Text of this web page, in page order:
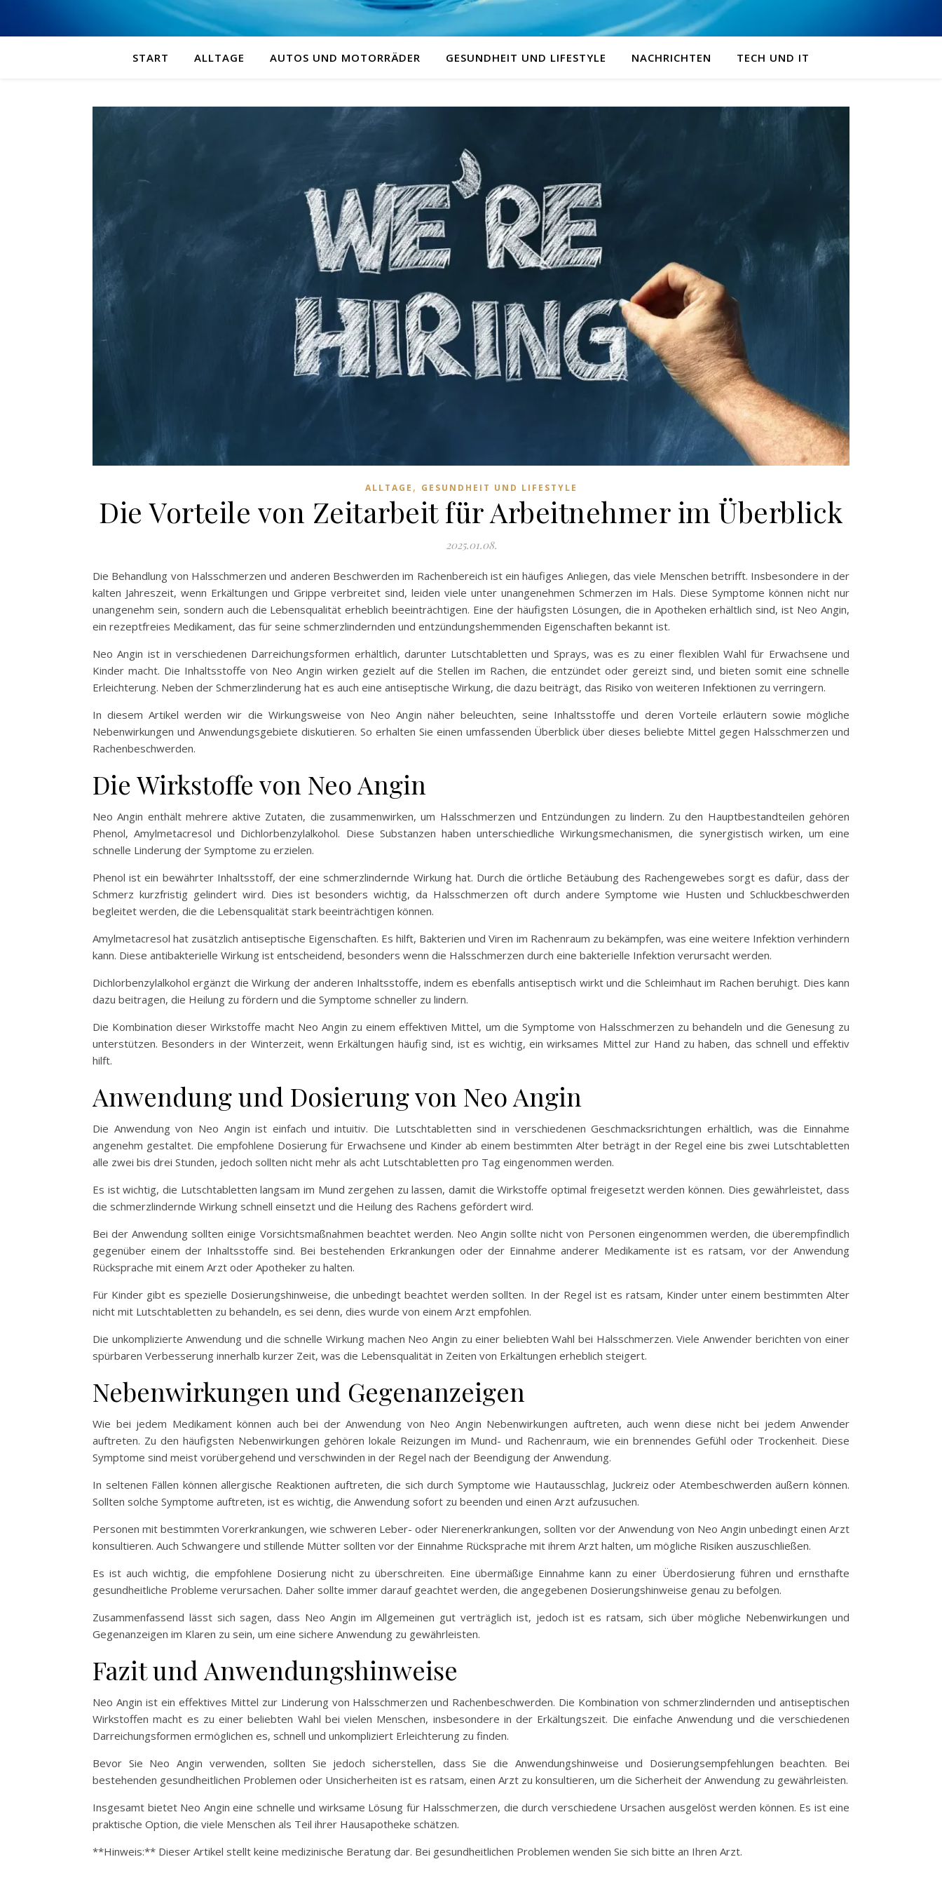
START ALLTAGE AUTOS UND MOTORRÄDER GESUNDHEIT UND LIFESTYLE NACHRICHTEN TECH UND IT
ALLTAGE , GESUNDHEIT UND LIFESTYLE
Die Vorteile von Zeitarbeit für Arbeitnehmer im Überblick
2025.01.08.
Die Behandlung von Halsschmerzen und anderen Beschwerden im Rachenbereich ist ein häufiges Anliegen, das viele Menschen betrifft. Insbesondere in der
kalten Jahreszeit, wenn Erkältungen und Grippe verbreitet sind, leiden viele unter unangenehmen Schmerzen im Hals. Diese Symptome können nicht nur
unangenehm sein, sondern auch die Lebensqualität erheblich beeinträchtigen. Eine der häufigsten Lösungen, die in Apotheken erhältlich sind, ist Neo Angin,
ein rezeptfreies Medikament, das für seine schmerzlindernden und entzündungshemmenden Eigenschaften bekannt ist.
Neo Angin ist in verschiedenen Darreichungsformen erhältlich, darunter Lutschtabletten und Sprays, was es zu einer flexiblen Wahl für Erwachsene und
Kinder macht. Die Inhaltsstoffe von Neo Angin wirken gezielt auf die Stellen im Rachen, die entzündet oder gereizt sind, und bieten somit eine schnelle
Erleichterung. Neben der Schmerzlinderung hat es auch eine antiseptische Wirkung, die dazu beiträgt, das Risiko von weiteren Infektionen zu verringern.
In diesem Artikel werden wir die Wirkungsweise von Neo Angin näher beleuchten, seine Inhaltsstoffe und deren Vorteile erläutern sowie mögliche
Nebenwirkungen und Anwendungsgebiete diskutieren. So erhalten Sie einen umfassenden Überblick über dieses beliebte Mittel gegen Halsschmerzen und
Rachenbeschwerden.
Die Wirkstoffe von Neo Angin
Neo Angin enthält mehrere aktive Zutaten, die zusammenwirken, um Halsschmerzen und Entzündungen zu lindern. Zu den Hauptbestandteilen gehören
Phenol, Amylmetacresol und Dichlorbenzylalkohol. Diese Substanzen haben unterschiedliche Wirkungsmechanismen, die synergistisch wirken, um eine
schnelle Linderung der Symptome zu erzielen.
Phenol ist ein bewährter Inhaltsstoff, der eine schmerzlindernde Wirkung hat. Durch die örtliche Betäubung des Rachengewebes sorgt es dafür, dass der
Schmerz kurzfristig gelindert wird. Dies ist besonders wichtig, da Halsschmerzen oft durch andere Symptome wie Husten und Schluckbeschwerden
begleitet werden, die die Lebensqualität stark beeinträchtigen können.
Amylmetacresol hat zusätzlich antiseptische Eigenschaften. Es hilft, Bakterien und Viren im Rachenraum zu bekämpfen, was eine weitere Infektion verhindern
kann. Diese antibakterielle Wirkung ist entscheidend, besonders wenn die Halsschmerzen durch eine bakterielle Infektion verursacht werden.
Dichlorbenzylalkohol ergänzt die Wirkung der anderen Inhaltsstoffe, indem es ebenfalls antiseptisch wirkt und die Schleimhaut im Rachen beruhigt. Dies kann
dazu beitragen, die Heilung zu fördern und die Symptome schneller zu lindern.
Die Kombination dieser Wirkstoffe macht Neo Angin zu einem effektiven Mittel, um die Symptome von Halsschmerzen zu behandeln und die Genesung zu
unterstützen. Besonders in der Winterzeit, wenn Erkältungen häufig sind, ist es wichtig, ein wirksames Mittel zur Hand zu haben, das schnell und effektiv
hilft.
Anwendung und Dosierung von Neo Angin
Die Anwendung von Neo Angin ist einfach und intuitiv. Die Lutschtabletten sind in verschiedenen Geschmacksrichtungen erhältlich, was die Einnahme
angenehm gestaltet. Die empfohlene Dosierung für Erwachsene und Kinder ab einem bestimmten Alter beträgt in der Regel eine bis zwei Lutschtabletten
alle zwei bis drei Stunden, jedoch sollten nicht mehr als acht Lutschtabletten pro Tag eingenommen werden.
Es ist wichtig, die Lutschtabletten langsam im Mund zergehen zu lassen, damit die Wirkstoffe optimal freigesetzt werden können. Dies gewährleistet, dass
die schmerzlindernde Wirkung schnell einsetzt und die Heilung des Rachens gefördert wird.
Bei der Anwendung sollten einige Vorsichtsmaßnahmen beachtet werden. Neo Angin sollte nicht von Personen eingenommen werden, die überempfindlich
gegenüber einem der Inhaltsstoffe sind. Bei bestehenden Erkrankungen oder der Einnahme anderer Medikamente ist es ratsam, vor der Anwendung
Rücksprache mit einem Arzt oder Apotheker zu halten.
Für Kinder gibt es spezielle Dosierungshinweise, die unbedingt beachtet werden sollten. In der Regel ist es ratsam, Kinder unter einem bestimmten Alter
nicht mit Lutschtabletten zu behandeln, es sei denn, dies wurde von einem Arzt empfohlen.
Die unkomplizierte Anwendung und die schnelle Wirkung machen Neo Angin zu einer beliebten Wahl bei Halsschmerzen. Viele Anwender berichten von einer
spürbaren Verbesserung innerhalb kurzer Zeit, was die Lebensqualität in Zeiten von Erkältungen erheblich steigert.
Nebenwirkungen und Gegenanzeigen
Wie bei jedem Medikament können auch bei der Anwendung von Neo Angin Nebenwirkungen auftreten, auch wenn diese nicht bei jedem Anwender
auftreten. Zu den häufigsten Nebenwirkungen gehören lokale Reizungen im Mund- und Rachenraum, wie ein brennendes Gefühl oder Trockenheit. Diese
Symptome sind meist vorübergehend und verschwinden in der Regel nach der Beendigung der Anwendung.
In seltenen Fällen können allergische Reaktionen auftreten, die sich durch Symptome wie Hautausschlag, Juckreiz oder Atembeschwerden äußern können.
Sollten solche Symptome auftreten, ist es wichtig, die Anwendung sofort zu beenden und einen Arzt aufzusuchen.
Personen mit bestimmten Vorerkrankungen, wie schweren Leber- oder Nierenerkrankungen, sollten vor der Anwendung von Neo Angin unbedingt einen Arzt
konsultieren. Auch Schwangere und stillende Mütter sollten vor der Einnahme Rücksprache mit ihrem Arzt halten, um mögliche Risiken auszuschließen.
Es ist auch wichtig, die empfohlene Dosierung nicht zu überschreiten. Eine übermäßige Einnahme kann zu einer Überdosierung führen und ernsthafte
gesundheitliche Probleme verursachen. Daher sollte immer darauf geachtet werden, die angegebenen Dosierungshinweise genau zu befolgen.
Zusammenfassend lässt sich sagen, dass Neo Angin im Allgemeinen gut verträglich ist, jedoch ist es ratsam, sich über mögliche Nebenwirkungen und
Gegenanzeigen im Klaren zu sein, um eine sichere Anwendung zu gewährleisten.
Fazit und Anwendungshinweise
Neo Angin ist ein effektives Mittel zur Linderung von Halsschmerzen und Rachenbeschwerden. Die Kombination von schmerzlindernden und antiseptischen
Wirkstoffen macht es zu einer beliebten Wahl bei vielen Menschen, insbesondere in der Erkältungszeit. Die einfache Anwendung und die verschiedenen
Darreichungsformen ermöglichen es, schnell und unkompliziert Erleichterung zu finden.
Bevor Sie Neo Angin verwenden, sollten Sie jedoch sicherstellen, dass Sie die Anwendungshinweise und Dosierungsempfehlungen beachten. Bei
bestehenden gesundheitlichen Problemen oder Unsicherheiten ist es ratsam, einen Arzt zu konsultieren, um die Sicherheit der Anwendung zu gewährleisten.
Insgesamt bietet Neo Angin eine schnelle und wirksame Lösung für Halsschmerzen, die durch verschiedene Ursachen ausgelöst werden können. Es ist eine
praktische Option, die viele Menschen als Teil ihrer Hausapotheke schätzen.
**Hinweis:** Dieser Artikel stellt keine medizinische Beratung dar. Bei gesundheitlichen Problemen wenden Sie sich bitte an Ihren Arzt.